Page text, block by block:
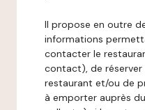
Il propose en outre
informations
contacter le
contact), de réserver
restaurant et/ou de
à emporter auprès